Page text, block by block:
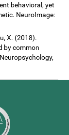
behavioral, yet
NeuroImage:
X. (2018).
by common